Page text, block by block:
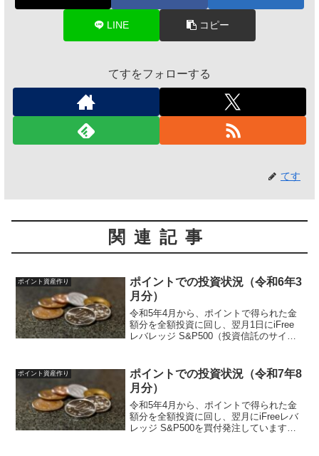
LINE コピー
てすをフォローする
てす
関連記事
ポイント資産作り
ポイントでの投資状況（令和6年3
月分）
令和5年4月から、ポイントで得られた金
額分を全額投資に回し、翌月1日にiFree
レバレッジ S&P500（投資信託のサイ
iFreeレバレッジ S&P500（投資信託サイ
ト...
ポイント資産作り
ポイントでの投資状況（令和7年8
月分）
令和5年4月から、ポイントで得られた金
額分を全額投資に回し、翌月にiFreeレバ
レッジ S&P500を買付発注しています。